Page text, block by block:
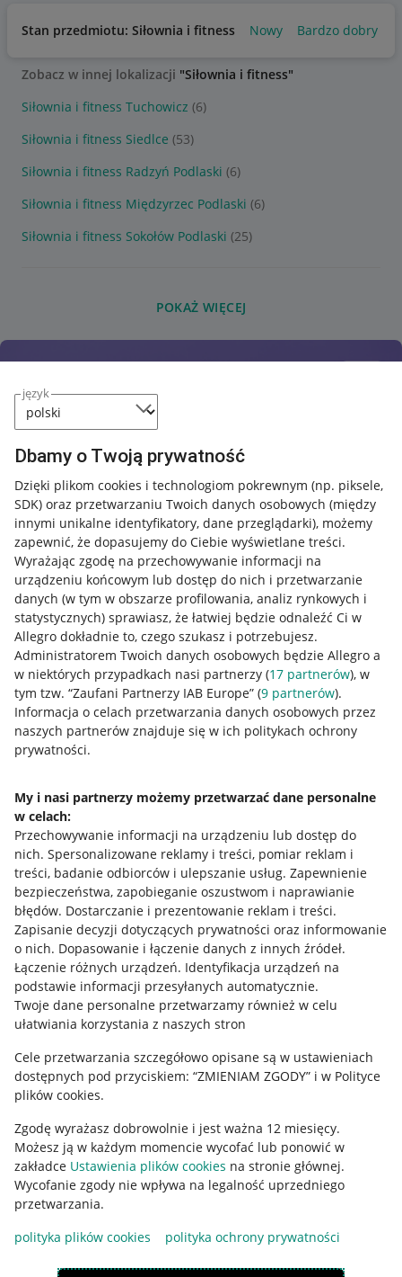
język
Dbamy o Twoją prywatność
Dzięki plikom cookies i technologiom pokrewnym (np. piksele,
SDK) oraz przetwarzaniu Twoich danych osobowych (między
innymi unikalne identyfikatory, dane przeglądarki), możemy
zapewnić, że dopasujemy do Ciebie wyświetlane treści.
Wyrażając zgodę na przechowywanie informacji na
urządzeniu końcowym lub dostęp do nich i przetwarzanie
danych (w tym w obszarze profilowania, analiz rynkowych i
statystycznych) sprawiasz, że łatwiej będzie odnaleźć Ci w
Allegro dokładnie to, czego szukasz i potrzebujesz.
Administratorem Twoich danych osobowych będzie Allegro a
w niektórych przypadkach nasi partnerzy (17 partnerów), w
tym tzw. “Zaufani Partnerzy IAB Europe” (9 partnerów).
Informacja o celach przetwarzania danych osobowych przez
naszych partnerów znajduje się w ich politykach ochrony
prywatności.
My i nasi partnerzy możemy przetwarzać dane personalne
w celach:
Przechowywanie informacji na urządzeniu lub dostęp do
nich. Spersonalizowane reklamy i treści, pomiar reklam i
treści, badanie odbiorców i ulepszanie usług. Zapewnienie
bezpieczeństwa, zapobieganie oszustwom i naprawianie
błędów. Dostarczanie i prezentowanie reklam i treści.
Zapisanie decyzji dotyczących prywatności oraz informowanie
o nich. Dopasowanie i łączenie danych z innych źródeł.
Łączenie różnych urządzeń. Identyfikacja urządzeń na
podstawie informacji przesyłanych automatycznie.
Twoje dane personalne przetwarzamy również w celu
ułatwiania korzystania z naszych stron
Cele przetwarzania szczegółowo opisane są w ustawieniach
dostępnych pod przyciskiem: “ZMIENIAM ZGODY” i w Polityce
plików cookies.
Zgodę wyrażasz dobrowolnie i jest ważna 12 miesięcy.
Możesz ją w każdym momencie wycofać lub ponowić w
zakładce Ustawienia plików cookies na stronie głównej.
Wycofanie zgody nie wpływa na legalność uprzedniego
przetwarzania.
polityka plików cookies
polityka ochrony prywatności
Stan przedmiotu: Siłownia i fitness Nowy Bardzo dobry
Zobacz w innej lokalizacji "Siłownia i fitness"
Siłownia i fitness Tuchowicz (6)
Siłownia i fitness Siedlce (53)
Siłownia i fitness Radzyń Podlaski (6)
Siłownia i fitness Międzyrzec Podlaski (6)
Siłownia i fitness Sokołów Podlaski (25)
POKAŻ WIĘCEJ
Przydatne informacje
Jak to działa
Allegro Gadane dla sprzedających
Allegro Gadane dla kupujących
Mapa miejscowości
Informacje prawne
Regulamin
Polityka plików "cookies"
Ustawienia plików "cookies"
Udostępnianie lokalizacji
Informacje dla Aktu o Usługach Cyfrowych
Pobierz aplikację